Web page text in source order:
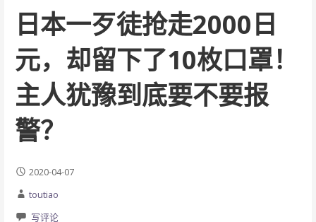
日本一歹徒抢走2000日
元，却留下了10枚口罩！
主人犹豫到底要不要报
警？
2020-04-07
toutiao
写评论